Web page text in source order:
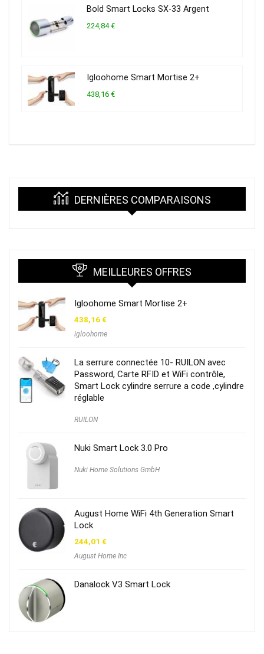
Bold Smart Locks SX-33 Argent
224,84 €
Igloohome Smart Mortise 2+
438,16 €
DERNIÈRES COMPARAISONS
MEILLEURES OFFRES
Igloohome Smart Mortise 2+
438,16€
igloohome
La serrure connectée 10- RUILON avec
Password, Carte RFID et WiFi contrôle,
Smart Lock cylindre serrure a code ,cylindre
réglable
RUILON
Nuki Smart Lock 3.0 Pro
Nuki Home Solutions GmbH
August Home WiFi 4th Generation Smart
Lock
244,01 €
August Home Inc
Danalock V3 Smart Lock